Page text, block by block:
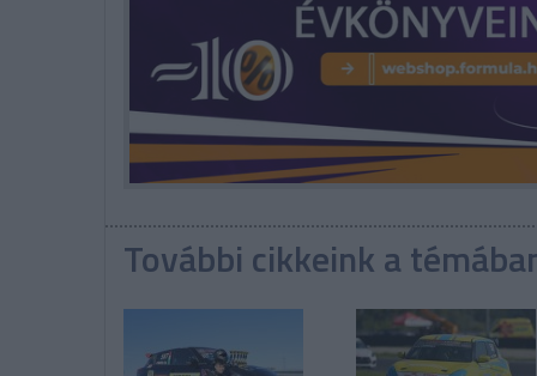
További cikkeink a